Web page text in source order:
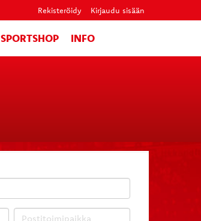
Rekisteröidy Kirjaudu sisään
SPORTSHOP INFO